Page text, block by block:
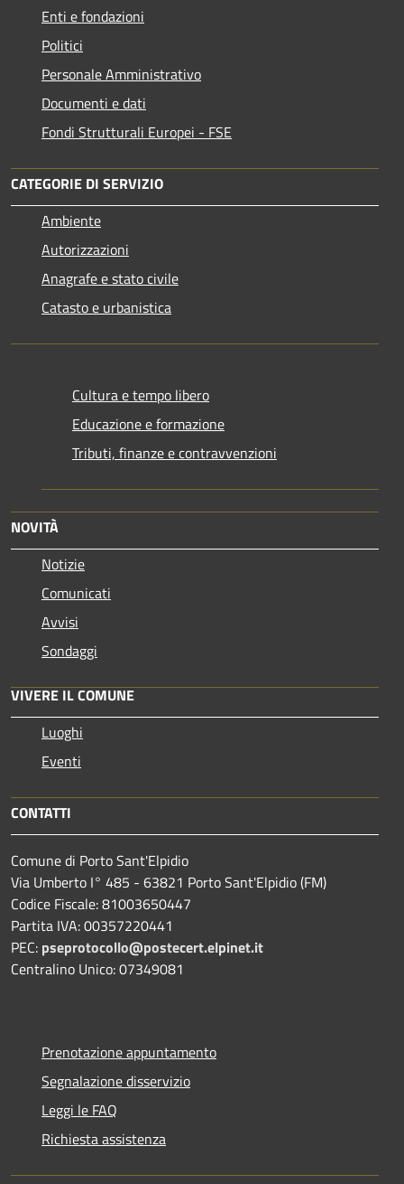
Enti e fondazioni
Politici
Personale Amministrativo
Documenti e dati
Fondi Strutturali Europei - FSE
CATEGORIE DI SERVIZIO
Ambiente
Autorizzazioni
Anagrafe e stato civile
Catasto e urbanistica
Cultura e tempo libero
Educazione e formazione
Tributi, finanze e contravvenzioni
NOVITÀ
Notizie
Comunicati
Avvisi
Sondaggi
VIVERE IL COMUNE
Luoghi
Eventi
CONTATTI
Comune di Porto Sant'Elpidio
Via Umberto I° 485 - 63821 Porto Sant'Elpidio (FM)
Codice Fiscale: 81003650447
Partita IVA: 00357220441
PEC: pseprotocollo@postecert.elpinet.it
Centralino Unico: 07349081
Prenotazione appuntamento
Segnalazione disservizio
Leggi le FAQ
Richiesta assistenza